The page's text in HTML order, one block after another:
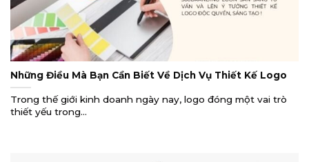
Những Điều Mà Bạn Cần Biết Về Dịch Vụ Thiết Kế Logo
Trong thế giới kinh doanh ngày nay, logo đóng một vai trò
thiết yếu trong...